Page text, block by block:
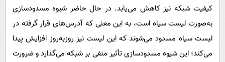
کیفیت شبکه نیز کاهش می‌یابد. در حال حاضر شیوه مسدودسازی
به‌صورت لیست سیاه است، به این معنی که آدرس‌های قرار گرفته در
لیست سیاه مسدود می‌شوند که این لیست نیز روزبه‌روز افزایش پیدا
می‌کند؛ این شیوه مسدودسازی تأثیر منفی بر شبکه می‌گذارد و ضرورت